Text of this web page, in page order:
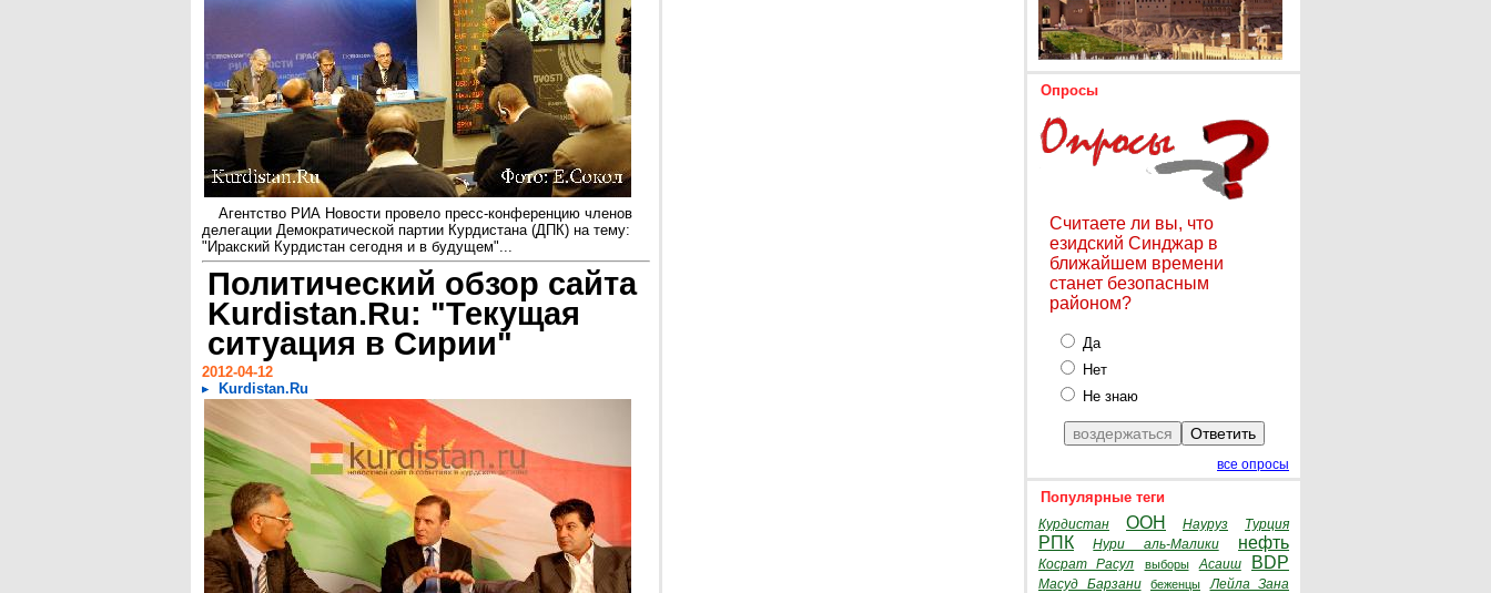
Агентство РИА Новости провело пресс-конференцию членов
делегации Демократической партии Курдистана (ДПК) на тему:
"Иракский Курдистан сегодня и в будущем"...
Политический обзор сайта
Kurdistan.Ru: "Текущая
ситуация в Сирии"
2012-04-12
Kurdistan.Ru
Опросы
Считаете ли вы, что
езидский Синджар в
ближайшем времени
станет безопасным
районом?
Да
Нет
Не знаю
все опросы
Популярные теги
Курдистан ООН Науруз Турция
РПК Нури аль-Малики нефть
Косрат Расул выборы Асаиш BDP
Масуд Барзани беженцы
Лейла Зана